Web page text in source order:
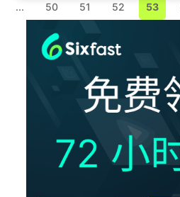
... 50 51 52 53